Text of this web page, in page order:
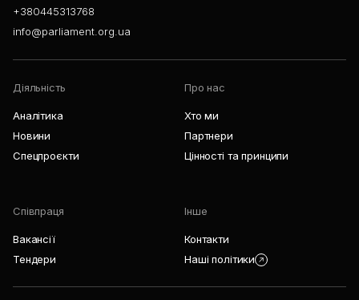
+380445313768
info@parliament.org.ua
Діяльність
Аналітика
Новини
Спецпроєкти
Про нас
Хто ми
Партнери
Цінності та принципи
Співпраця
Вакансії
Тендери
Інше
Контакти
Наші політики